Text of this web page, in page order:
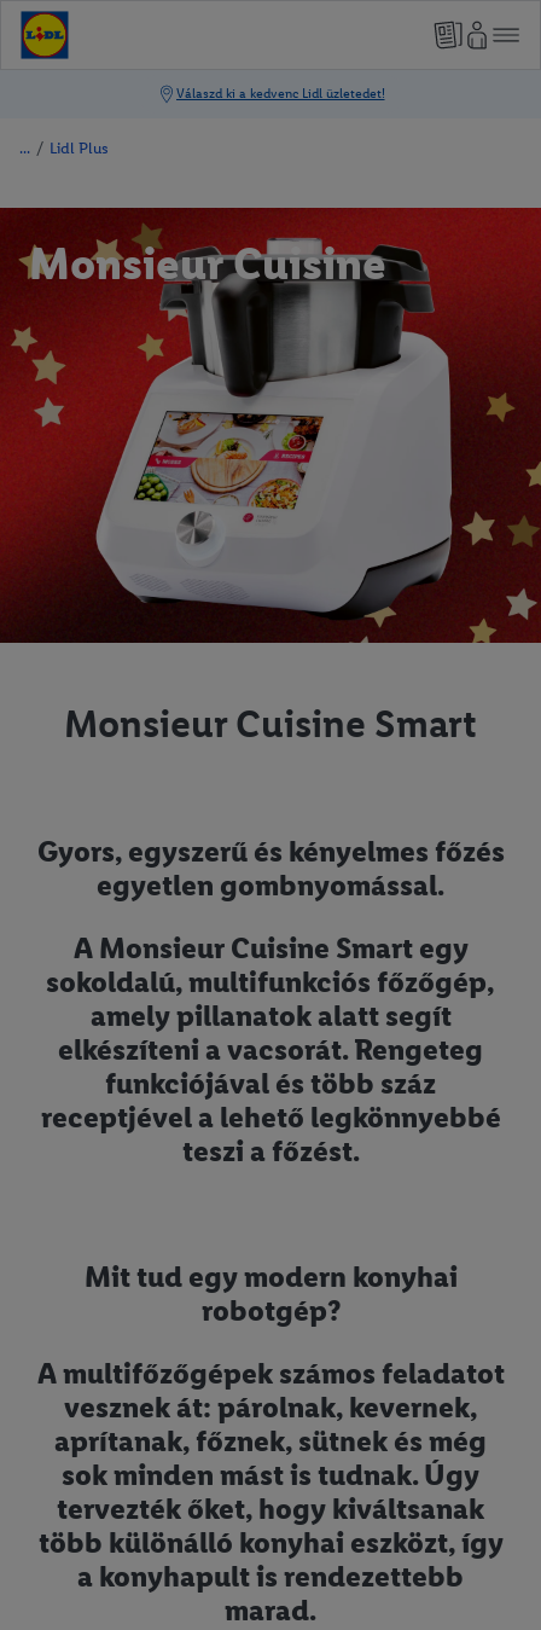
/ Lidl Plus
Monsieur Cuisine
Monsieur Cuisine Smart
Gyors, egyszerű és kényelmes főzés
egyetlen gombnyomással.
A Monsieur Cuisine Smart egy
sokoldalú, multifunkciós főzőgép,
amely pillanatok alatt segít
elkészíteni a vacsorát. Rengeteg
funkciójával és több száz
receptjével a lehető legkönnyebbé
teszi a főzést.
Mit tud egy modern konyhai
robotgép?
A multifőzőgépek számos feladatot
vesznek át: párolnak, kevernek,
aprítanak, főznek, sütnek és még
sok minden mást is tudnak. Úgy
tervezték őket, hogy kiváltsanak
több különálló konyhai eszközt, így
a konyhapult is rendezettebb
marad.